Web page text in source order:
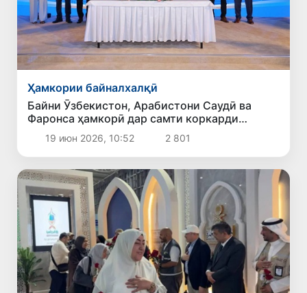
Ҳамкории байналхалқӣ
Байни Ӯзбекистон, Арабистони Саудӣ ва
Фаронса ҳамкорӣ дар самти коркарди
партовҳои хатарнок роҳандозӣ гардид
19 июн 2026, 10:52 2 801